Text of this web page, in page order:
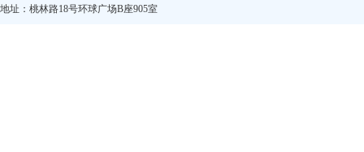
地址：桃林路18号环球广场B座905室